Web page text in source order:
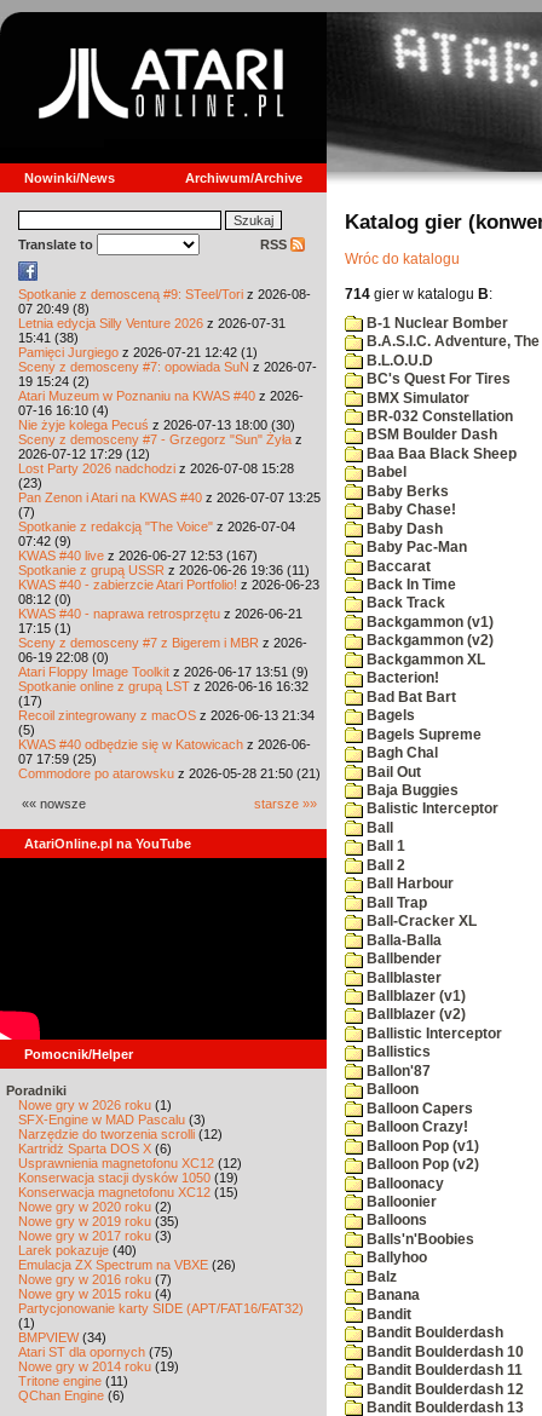
Nowinki/News Archiwum/Archive
Translate to RSS
Spotkanie z demosceną #9: STeel/Tori z 2026-08-
07 20:49 (8)
Letnia edycja Silly Venture 2026 z 2026-07-31
15:41 (38)
Pamięci Jurgiego z 2026-07-21 12:42 (1)
Sceny z demosceny #7: opowiada SuN z 2026-07-
19 15:24 (2)
Atari Muzeum w Poznaniu na KWAS #40 z 2026-
07-16 16:10 (4)
Nie żyje kolega Pecuś z 2026-07-13 18:00 (30)
Sceny z demosceny #7 - Grzegorz "Sun" Żyła z
2026-07-12 17:29 (12)
Lost Party 2026 nadchodzi z 2026-07-08 15:28
(23)
Pan Zenon i Atari na KWAS #40 z 2026-07-07 13:25
(7)
Spotkanie z redakcją "The Voice" z 2026-07-04
07:42 (9)
KWAS #40 live z 2026-06-27 12:53 (167)
Spotkanie z grupą USSR z 2026-06-26 19:36 (11)
KWAS #40 - zabierzcie Atari Portfolio! z 2026-06-23
08:12 (0)
KWAS #40 - naprawa retrosprzętu z 2026-06-21
17:15 (1)
Sceny z demosceny #7 z Bigerem i MBR z 2026-
06-19 22:08 (0)
Atari Floppy Image Toolkit z 2026-06-17 13:51 (9)
Spotkanie online z grupą LST z 2026-06-16 16:32
(17)
Recoil zintegrowany z macOS z 2026-06-13 21:34
(5)
KWAS #40 odbędzie się w Katowicach z 2026-06-
07 17:59 (25)
Commodore po atarowsku z 2026-05-28 21:50 (21)
«« nowsze starsze »»
AtariOnline.pl na YouTube
Pomocnik/Helper
Poradniki
Nowe gry w 2026 roku (1)
SFX-Engine w MAD Pascalu (3)
Narzędzie do tworzenia scrolli (12)
Kartridż Sparta DOS X (6)
Usprawnienia magnetofonu XC12 (12)
Konserwacja stacji dysków 1050 (19)
Konserwacja magnetofonu XC12 (15)
Nowe gry w 2020 roku (2)
Nowe gry w 2019 roku (35)
Nowe gry w 2017 roku (3)
Larek pokazuje (40)
Emulacja ZX Spectrum na VBXE (26)
Nowe gry w 2016 roku (7)
Nowe gry w 2015 roku (4)
Partycjonowanie karty SIDE (APT/FAT16/FAT32)
(1)
BMPVIEW(34)
Atari ST dla opornych (75)
Nowe gry w 2014 roku (19)
Tritone engine (11)
QChan Engine (6)
Katalog gier
Wróc do katalogu
714 gier w katalogu B:
B-1 Nuclear Bomber
B.A.S.I.C. Adventure, The
B.L.O.U.D
BC's Quest For Tires
BMX Simulator
BR-032 Constellation
BSM Boulder Dash
Baa Baa Black Sheep
Babel
Baby Berks
Baby Chase!
Baby Dash
Baby Pac-Man
Baccarat
Back In Time
Back Track
Backgammon (v1)
Backgammon (v2)
Backgammon XL
Bacterion!
Bad Bat Bart
Bagels
Bagels Supreme
Bagh Chal
Bail Out
Baja Buggies
Balistic Interceptor
Ball
Ball 1
Ball 2
Ball Harbour
Ball Trap
Ball-Cracker XL
Balla-Balla
Ballbender
Ballblaster
Ballblazer (v1)
Ballblazer (v2)
Ballistic Interceptor
Ballistics
Ballon'87
Balloon
Balloon Capers
Balloon Crazy!
Balloon Pop (v1)
Balloon Pop (v2)
Balloonacy
Balloonier
Balloons
Balls'n'Boobies
Ballyhoo
Balz
Banana
Bandit
Bandit Boulderdash
Bandit Boulderdash 10
Bandit Boulderdash 11
Bandit Boulderdash 12
Bandit Boulderdash 13